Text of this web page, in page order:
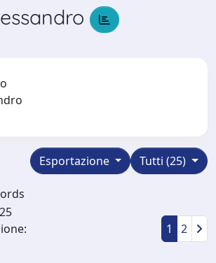
Tutti (25)
Esportazione
1 2